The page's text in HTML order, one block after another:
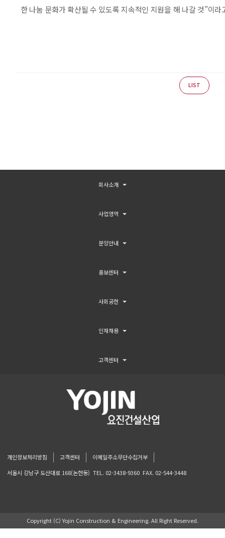
한 나눔 문화가 확산될 수 있도록 지속적인 지원을 해 나갈 것”이라
LIST
회사소개
사업영역
분양안내
홍보센터
사회공헌
인재채용
고객센터
개인정보처리방침 고객센터
이메일주소무단수집거부
서울시 강남구 도산대로 168(논현동) TEL. 02-3438-9360 FAX. 02-544-3448
Copyright (C) Yojin Construction & Engineering. All Right Reserved.